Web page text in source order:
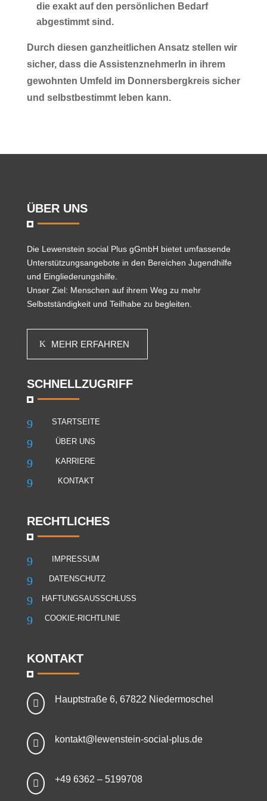
die exakt auf den persönlichen Bedarf
abgestimmt sind.
Durch diesen ganzheitlichen Ansatz stellen wir
sicher, dass die AssistenznehmerIn in ihrem
gewohnten Umfeld im Donnersbergkreissicher
und selbstbestimmt leben kann.
ÜBER UNS
Die Lewenstein social Plus gGmbH bietet umfassende
Unterstützungsangebote in den Bereichen Jugendhilfe
und Eingliederungshilfe.
Unser Ziel: Menschen auf ihrem Weg zu mehr
Selbstständigkeit und Teilhabe zu begleiten.
MEHR ERFAHREN
SCHNELLZUGRIFF
9 STARTSEITE
9 ÜBER UNS
9 KARRIERE
9 KONTAKT
RECHTLICHES
9 IMPRESSUM
9 DATENSCHUTZ
9 HAFTUNGSAUSSCHLUSS
9 COOKIE-RICHTLINIE
KONTAKT
 Hauptstraße 6, 67822 Niedermoschel
 kontakt@lewenstein-social-plus.de
 +49 6362 – 5199708